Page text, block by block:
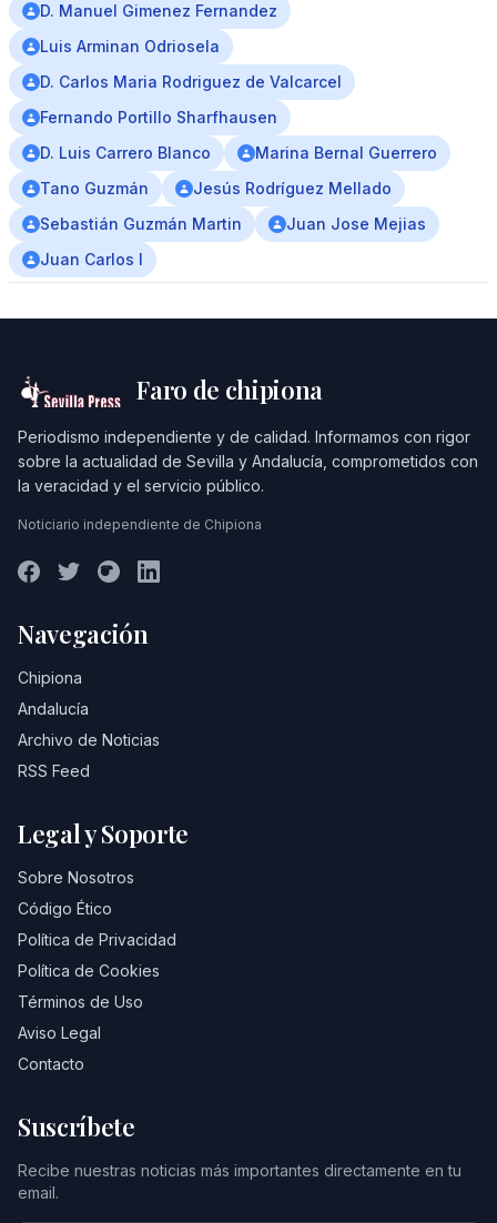
D. Manuel Gimenez Fernandez
Luis Arminan Odriosela
D. Carlos Maria Rodriguez de Valcarcel
Fernando Portillo Sharfhausen
D. Luis Carrero Blanco
Marina Bernal Guerrero
Tano Guzmán
Jesús Rodríguez Mellado
Sebastián Guzmán Martin
Juan Jose Mejias
Juan Carlos I
Faro de chipiona
Periodismo independiente y de calidad. Informamos con rigor
sobre la actualidad de Sevilla y Andalucía, comprometidos con
la veracidad y el servicio público.
Noticiario independiente de Chipiona
Navegación
Chipiona
Andalucía
Archivo de Noticias
RSS Feed
Legal y Soporte
Sobre Nosotros
Código Ético
Política de Privacidad
Política de Cookies
Términos de Uso
Aviso Legal
Contacto
Suscríbete
Recibe nuestras noticias más importantes directamente en tu
email.